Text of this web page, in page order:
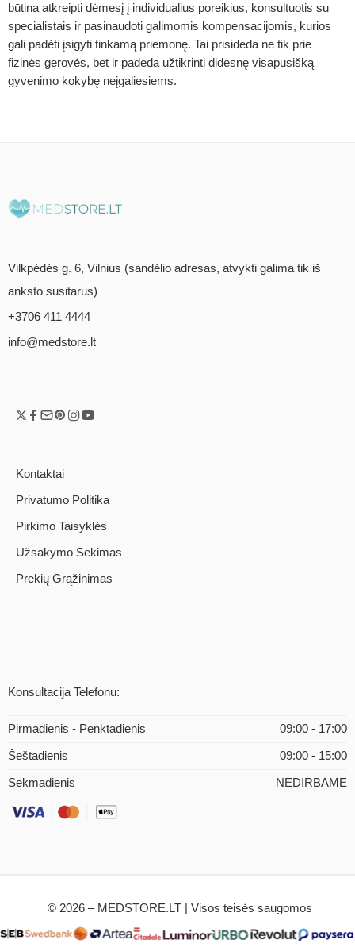
būtina atkreipti dėmesį į individualius poreikius, konsultuotis su
specialistais ir pasinaudoti galimomis kompensacijomis, kurios
gali padėti įsigyti tinkamą priemonę. Tai prisideda ne tik prie
fizinės gerovės, bet ir padeda užtikrinti didesnę visapusišką
gyvenimo kokybę neįgaliesiems.
Vilkpėdės g. 6, Vilnius (sandėlio adresas, atvykti galima tik iš
anksto susitarus)
+3706 411 4444
info@medstore.lt
Kontaktai
Privatumo Politika
Pirkimo Taisyklės
Užsakymo Sekimas
Prekių Grąžinimas
Konsultacija Telefonu:
Pirmadienis - Penktadienis 09:00 - 17:00
Šeštadienis 09:00 - 15:00
Sekmadienis NEDIRBAME
© 2026 – MEDSTORE.LT | Visos teisės saugomos